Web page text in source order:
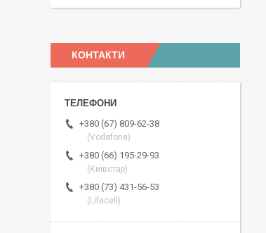
КОНТАКТИ
+380 (67) 809-62-38
(Vodafone)
+380 (66) 195-29-93
(Київстар)
+380 (73) 431-56-53
(Lifecell)